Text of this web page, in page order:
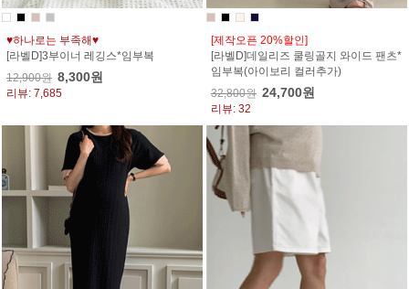
♥하나로는 부족해♥
[라벨D]3부이너 레깅스*임부복
12,900원 8,300원
리뷰: 7,685
[제작오픈 20%할인]
[라벨D]데일리즈 쿨링골지 와이드 팬츠*
임부복(아이보리 컬러추가)
32,800원 24,700원
리뷰: 32